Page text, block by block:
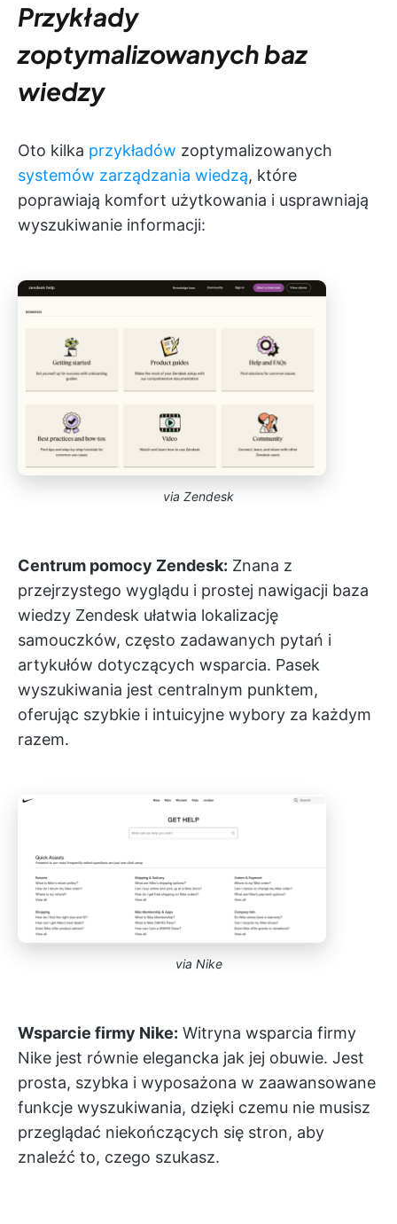
Przykłady
zoptymalizowanych baz
wiedzy
Oto kilka przykładów zoptymalizowanych
systemów zarządzania wiedzą, które
poprawiają komfort użytkowania i usprawniają
wyszukiwanie informacji:
via Zendesk
Centrum pomocy Zendesk: Znana z
przejrzystego wyglądu i prostej nawigacji baza
wiedzy Zendesk ułatwia lokalizację
samouczków, często zadawanych pytań i
artykułów dotyczących wsparcia. Pasek
wyszukiwania jest centralnym punktem,
oferując szybkie i intuicyjne wybory za każdym
razem.
via Nike
Wsparcie firmy Nike: Witryna wsparcia firmy
Nike jest równie elegancka jak jej obuwie. Jest
prosta, szybka i wyposażona w zaawansowane
funkcje wyszukiwania, dzięki czemu nie musisz
przeglądać niekończących się stron, aby
znaleźć to, czego szukasz.